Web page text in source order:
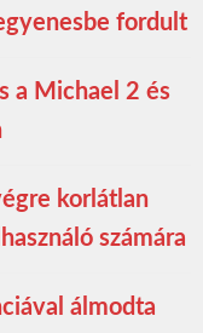
fordult
a Michael 2 és
korlátlan
számára
álmodta